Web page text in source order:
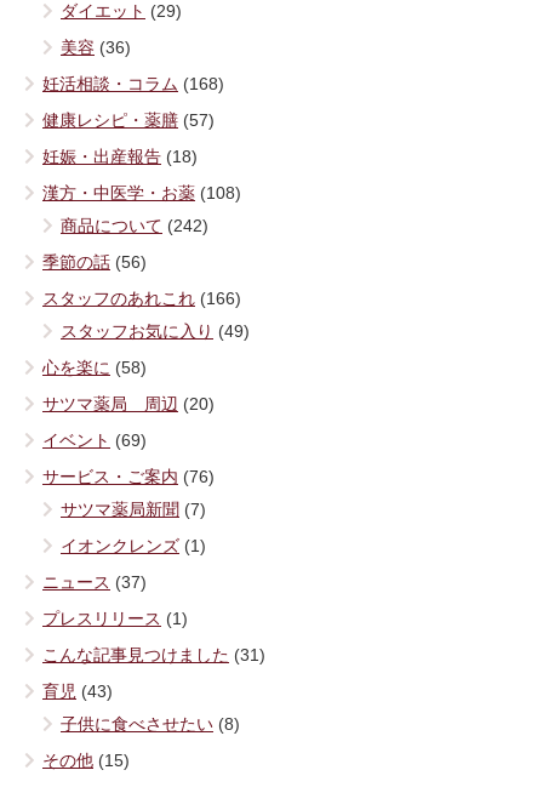
ダイエット (29)
美容 (36)
妊活相談・コラム (168)
健康レシピ・薬膳 (57)
妊娠・出産報告 (18)
漢方・中医学・お薬 (108)
商品について (242)
季節の話 (56)
スタッフのあれこれ (166)
スタッフお気に入り (49)
心を楽に (58)
サツマ薬局 周辺 (20)
イベント (69)
サービス・ご案内 (76)
サツマ薬局新聞 (7)
イオンクレンズ (1)
ニュース (37)
プレスリリース (1)
こんな記事見つけました (31)
育児 (43)
子供に食べさせたい (8)
その他 (15)